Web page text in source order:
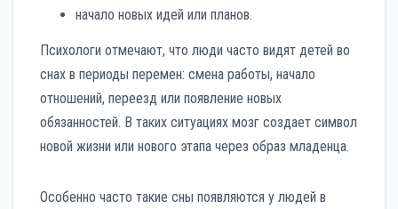
начало новых идей или планов.
Психологи отмечают, что люди часто видят детей во
снах в периоды перемен: смена работы, начало
отношений, переезд или появление новых
обязанностей. В таких ситуациях мозг создает символ
новой жизни или нового этапа через образ младенца.
Особенно часто такие сны появляются у людей в